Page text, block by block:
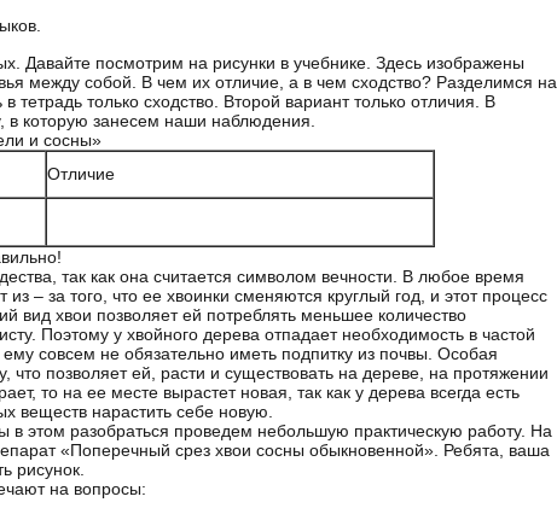
Давайте посмотрим на рисунки в учебнике. Здесь изображены
между собой. В чем их отличие, а в чем сходство? Разделимся на
тетрадь только сходство. Второй вариант только отличия. В
в которую занесем наши наблюдения.
и сосны»
Отличие
так как она считается символом вечности. В любое время
– за того, что ее хвоинки сменяются круглый год, и этот процесс
вид хвои позволяет ей потреблять меньшее количество
Поэтому у хвойного дерева отпадает необходимость в частой
совсем не обязательно иметь подпитку из почвы. Особая
что позволяет ей, расти и существовать на дереве, на протяжении
то на ее месте вырастет новая, так как у дерева всегда есть
веществ нарастить себе новую.
в этом разобраться проведем небольшую практическую работу. На
«Поперечный срез хвои сосны обыкновенной». Ребята, ваша
рисунок.
на вопросы: